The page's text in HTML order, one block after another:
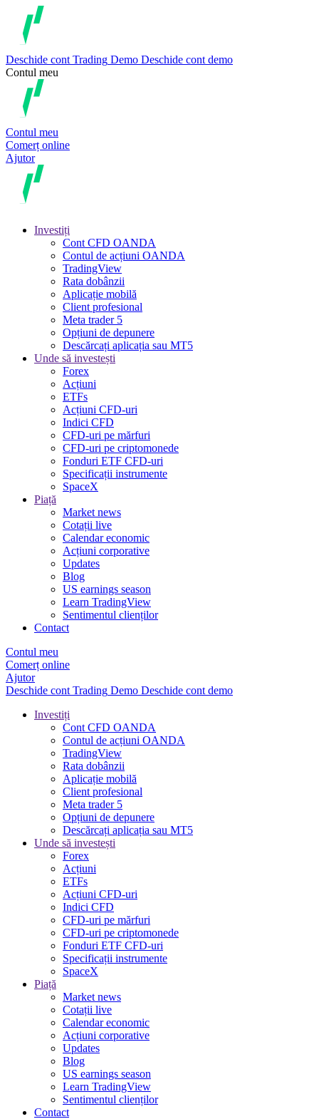
Deschide cont Trading Demo Deschide cont demo
Contul meu
Contul meu
Comerț online
Ajutor
Investiți
Cont CFD OANDA
Contul de acțiuni OANDA
TradingView
Rata dobânzii
Aplicație mobilă
Client profesional
Meta trader 5
Opțiuni de depunere
Descărcați aplicația sau MT5
Unde să investești
Forex
Acțiuni
ETFs
Acțiuni CFD-uri
Indici CFD
CFD-uri pe mărfuri
CFD-uri pe criptomonede
Fonduri ETF CFD-uri
Specificații instrumente
SpaceX
Piață
Market news
Cotații live
Calendar economic
Acțiuni corporative
Updates
Blog
US earnings season
Learn TradingView
Sentimentul clienților
Contact
Contul meu
Comerț online
Ajutor
Deschide cont Trading Demo Deschide cont demo
Investiți
Cont CFD OANDA
Contul de acțiuni OANDA
TradingView
Rata dobânzii
Aplicație mobilă
Client profesional
Meta trader 5
Opțiuni de depunere
Descărcați aplicația sau MT5
Unde să investești
Forex
Acțiuni
ETFs
Acțiuni CFD-uri
Indici CFD
CFD-uri pe mărfuri
CFD-uri pe criptomonede
Fonduri ETF CFD-uri
Specificații instrumente
SpaceX
Piață
Market news
Cotații live
Calendar economic
Acțiuni corporative
Updates
Blog
US earnings season
Learn TradingView
Sentimentul clienților
Contact